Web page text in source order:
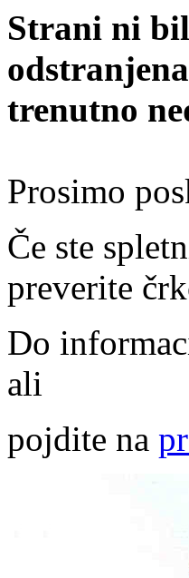
Strani ni
trenutno
Prosimo
Če ste
preverite
Do
ali
pojdite na